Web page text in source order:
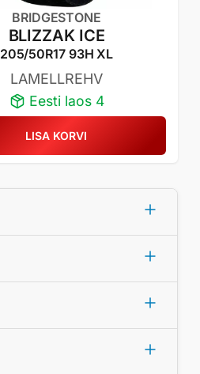
BRIDGESTONE
BLIZZAK ICE
205/50R17 93H XL
LAMELLREHV
Eesti laos 4
LISA KORVI